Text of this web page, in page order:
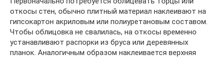
откосы стен, обычно плитный материал наклеивают на
гипсокартон акриловым или полиуретановым составом.
Чтобы облицовка не свалилась, на откосы временно
устанавливают распорки из бруса или деревянных
планок. Аналогичным образом наклеивается верхняя